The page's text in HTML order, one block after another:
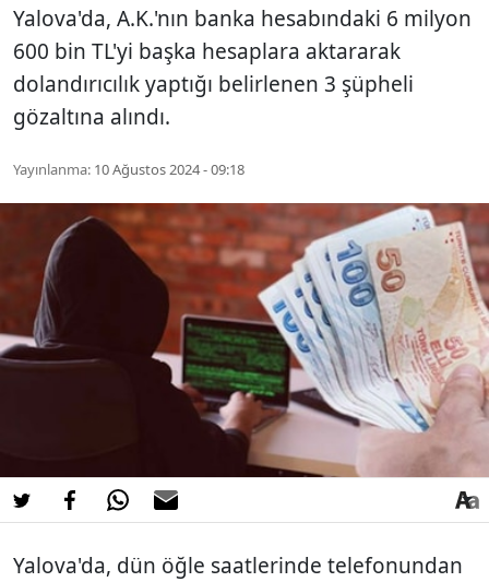
Yalova'da, A.K.'nın banka hesabındaki 6 milyon
600 bin TL'yi başka hesaplara aktararak
dolandırıcılık yaptığı belirlenen 3 şüpheli
gözaltına alındı.
Yayınlanma: 10 Ağustos 2024 - 09:18
Yalova'da, dün öğle saatlerinde telefonundan